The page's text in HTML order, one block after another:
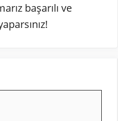
başarılı ve